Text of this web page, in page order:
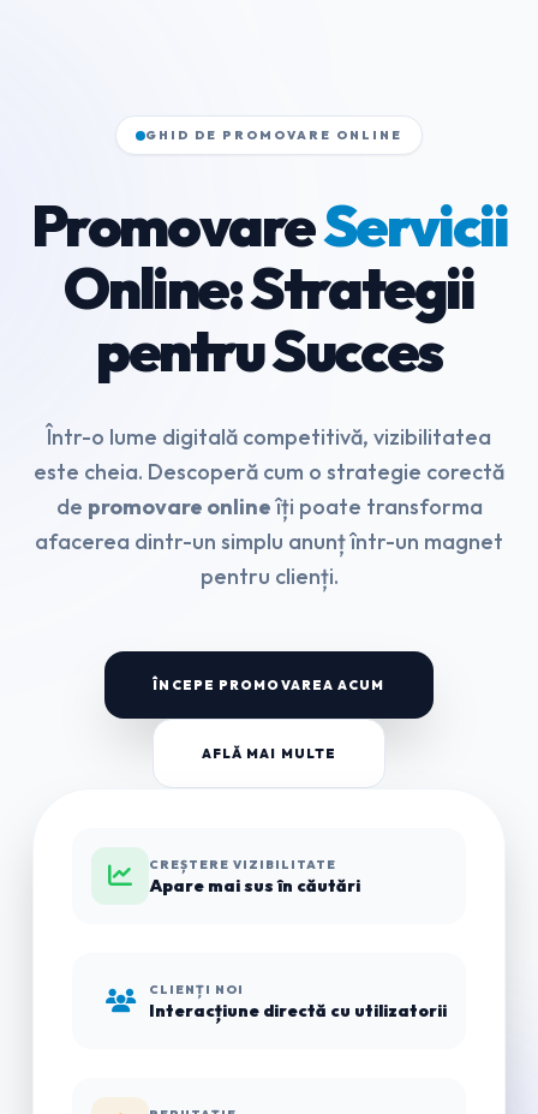
GHID DE PROMOVARE ONLINE
PromovareServicii
Online: Strategii
pentru Succes
Într-o lume digitală competitivă, vizibilitatea
este cheia. Descoperă cum o strategie corectă
de promovare onlineîți poate transforma
afacerea dintr-un simplu anunț într-un magnet
pentru clienți.
ÎNCEPE PROMOVAREA ACUM
AFLĂ MAI MULTE
CREȘTERE VIZIBILITATE
Apare mai sus în căutări
CLIENȚI NOI
Interacțiune directă cu utilizatorii